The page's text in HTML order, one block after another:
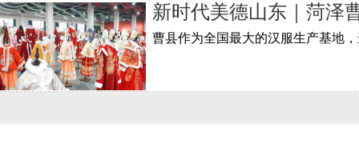
新时代美德山东｜菏泽